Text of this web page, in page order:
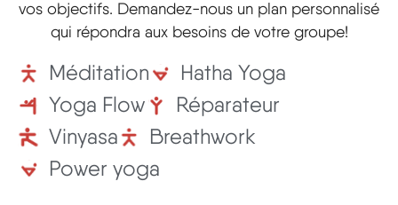
vos objectifs. Demandez-nous un plan personnalisé
qui répondra aux besoins de votre groupe!
Méditation
Hatha Yoga
Yoga Flow
Réparateur
Vinyasa
Breathwork
Power yoga